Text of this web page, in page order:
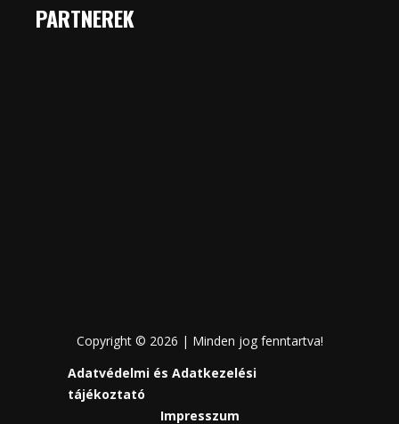
PARTNEREK
Copyright © 2026 | Minden jog fenntartva!
Adatvédelmi és Adatkezelési
tájékoztató
Impresszum